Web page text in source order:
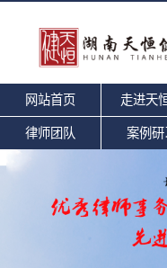
网站首页 走进天
律师团队 案例研